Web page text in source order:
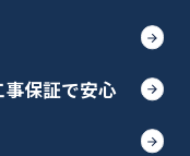
保証で安心